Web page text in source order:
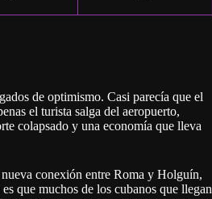
de optimismo. Casi parecía que el
el turista salga del aeropuerto,
colapsado y una economía que lleva
conexión entre Roma y Holguín,
que muchos de los cubanos que llegan